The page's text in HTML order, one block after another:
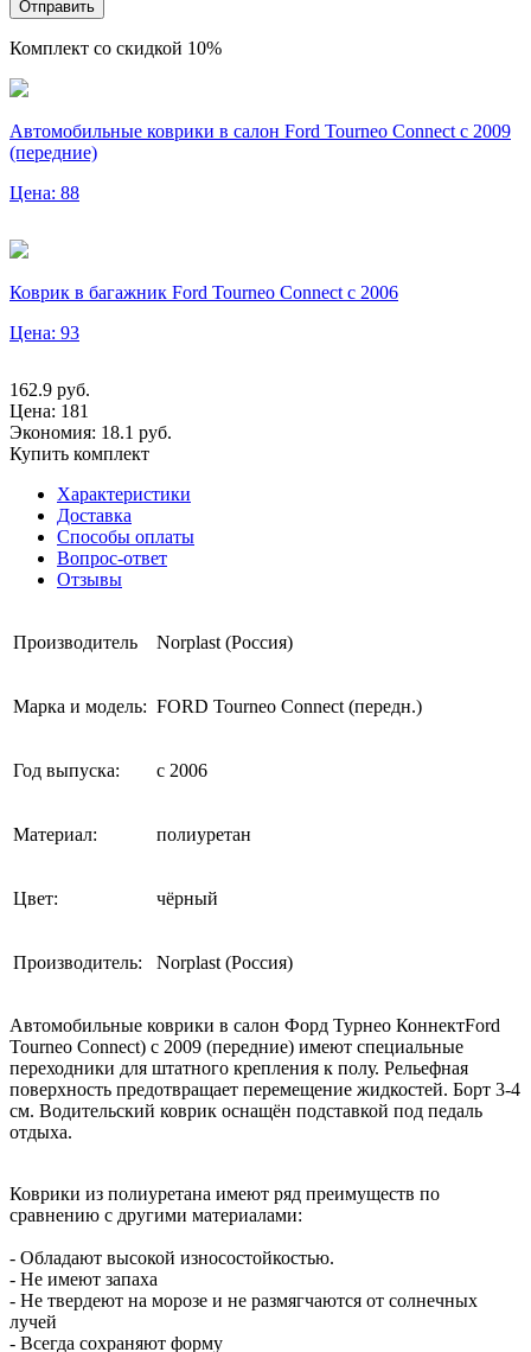
Отправить
Комплект со скидкой 10%
Автомобильные коврики в салон Ford Tourneo Connect с 2009
(передние)
Цена: 88
Коврик в багажник Ford Tourneo Connect с 2006
Цена: 93
162.9 руб.
Цена: 181
Экономия: 18.1 руб.
Купить комплект
Характеристики
Доставка
Способы оплаты
Вопрос-ответ
Отзывы
Производитель Norplast (Россия)
Марка и модель: FORD Tourneo Connect (передн.)
Год выпуска: с 2006
Материал: полиуретан
Цвет: чёрный
Производитель: Norplast (Россия)
Автомобильные коврики в салон Форд Турнео КоннектFord
Tourneo Connect) с 2009 (передние) имеют специальные
переходники для штатного крепления к полу. Рельефная
поверхность предотвращает перемещение жидкостей. Борт 3-4
см. Водительский коврик оснащён подставкой под педаль
отдыха.
Коврики из полиуретана имеют ряд преимуществ по
сравнению с другими материалами:
- Обладают высокой износостойкостью.
- Не имеют запаха
- Не твердеют на морозе и не размягчаются от солнечных
лучей
- Всегда сохраняют форму